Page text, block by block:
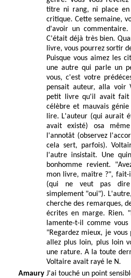
titre ni rang, ni place
critique. Cette semaine,
d'avoir un commentaire.
C'était déjà très bien.
livre, vous pourrez sortir
Puisque vous aimez les
une autre qui parle un
vous, c'est votre
pensait auteur, alla voir
petit livre qu'il avait
célèbre et mauvais
lire. L'auteur (qui aurait
avait existé) osa
l'annotât (observez
cela sert, parfois).
l'autre insistait. Une
bonhomme revient.
mon livre, maître ?",
(qui ne veut pas
simplement "oui").
cherche des remarques,
écrites en marge. Rien.
lamente-t-il comme
"Regardez mieux, je
allez plus loin, plus loin
une rature. A la toute
Voltaire avait rayé le N.
Amaury J'ai touché un point